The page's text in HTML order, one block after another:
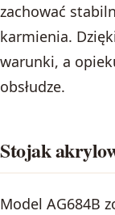
zachować
karmienia.
warunki, a
obsłudze.
Stojak
Model AG684B